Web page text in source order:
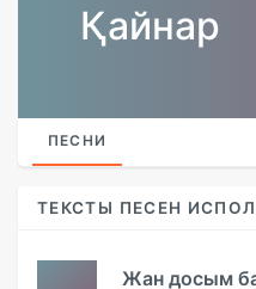
Қайнар
ПЕСНИ
ТЕКСТЫ ПЕСЕН
Жан досым